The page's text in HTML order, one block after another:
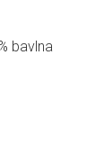
bavlna